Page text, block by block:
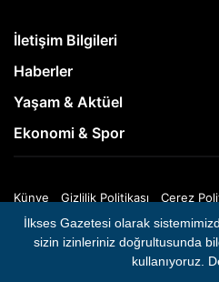
İletişim Bilgileri
Haberler
Yaşam & Aktüel
Ekonomi & Spor
Künye Gizlilik Politikası Çerez
Copyright © 2025 İlkses Gazetesi - Tüm
İlkses Gazetesi olarak
sizin izinleriniz doğrultusunda
kullanıyoruz.